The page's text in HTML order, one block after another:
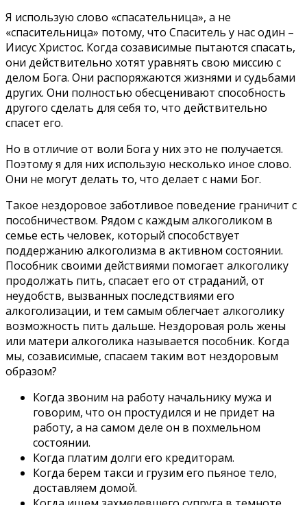
Я использую слово «спасательница», а не
«спасительница» потому, что Спаситель у нас один –
Иисус Христос. Когда созависимые пытаются спасать,
они действительно хотят уравнять свою миссию с
делом Бога. Они распоряжаются жизнями и судьбами
других. Они полностью обесценивают способность
другого сделать для себя то, что действительно
спасет его.
Но в отличие от воли Бога у них это не получается.
Поэтому я для них использую несколько иное слово.
Они не могут делать то, что делает с нами Бог.
Такое нездоровое заботливое поведение граничит с
пособничеством. Рядом с каждым алкоголиком в
семье есть человек, который способствует
поддержанию алкоголизма в активном состоянии.
Пособник своими действиями помогает алкоголику
продолжать пить, спасает его от страданий, от
неудобств, вызванных последствиями его
алкоголизации, и тем самым облегчает алкоголику
возможность пить дальше. Нездоровая роль жены
или матери алкоголика называется пособник. Когда
мы, созависимые, спасаем таким вот нездоровым
образом?
Когда звоним на работу начальнику мужа и
говорим, что он простудился и не придет на
работу, а на самом деле он в похмельном
состоянии.
Когда платим долги его кредиторам.
Когда берем такси и грузим его пьяное тело,
доставляем домой.